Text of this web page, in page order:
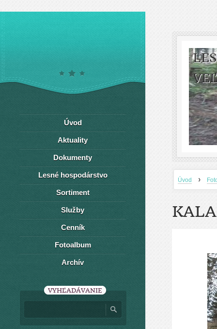
Úvod ›
Úvod
Aktuality
Dokumenty
Lesné hospodárstvo
Sortiment
Služby
Cenník
Fotoalbum
Archív
VYHĽADÁVANIE